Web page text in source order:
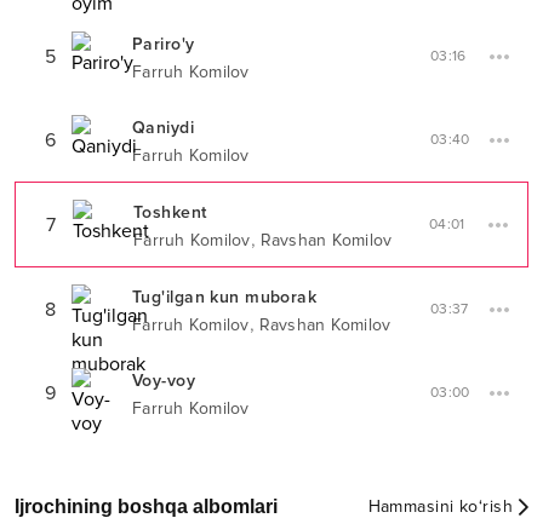
5
Pariro'y
Farruh Komilov
03:16
6
Qaniydi
Farruh Komilov
03:40
7
Toshkent
Farruh Komilov, Ravshan Komilov
04:01
8
Tug'ilgan kun muborak
Farruh Komilov, Ravshan Komilov
03:37
9
Voy-voy
Farruh Komilov
03:00
Ijrochining boshqa albomlari Hammasini ko‘rish